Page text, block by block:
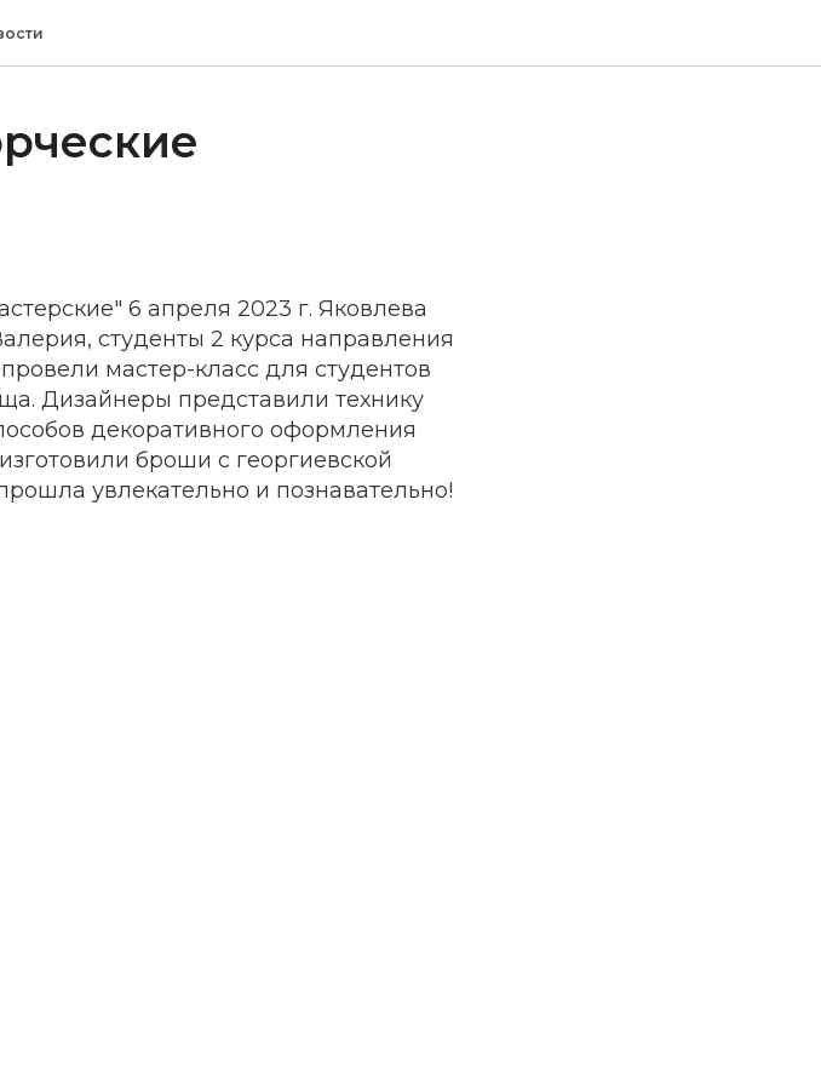
6 апреля 2023 г. Яковлева
студенты 2 курса направления
мастер-класс для студентов
Дизайнеры представили технику
декоративного оформления
броши с георгиевской
увлекательно и познавательно!